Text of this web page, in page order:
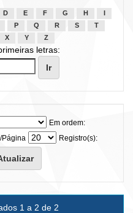
D E F G H
P Q R S
T
X Y Z
letras:
Em ordem:
Página
Registro(s):
1 a 2 de 2